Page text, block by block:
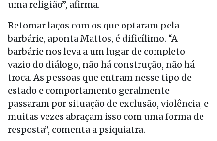
uma religião”, afirma.
Retomar laços com os que optaram pela
barbárie, aponta Mattos, é dificílimo. “A
barbárie nos leva a um lugar de completo
vazio do diálogo, não há construção, não há
troca. As pessoas que entram nesse tipo de
estado e comportamento geralmente
passaram por situação de exclusão, violência, e
muitas vezes abraçam isso com uma forma de
resposta”, comenta a psiquiatra.